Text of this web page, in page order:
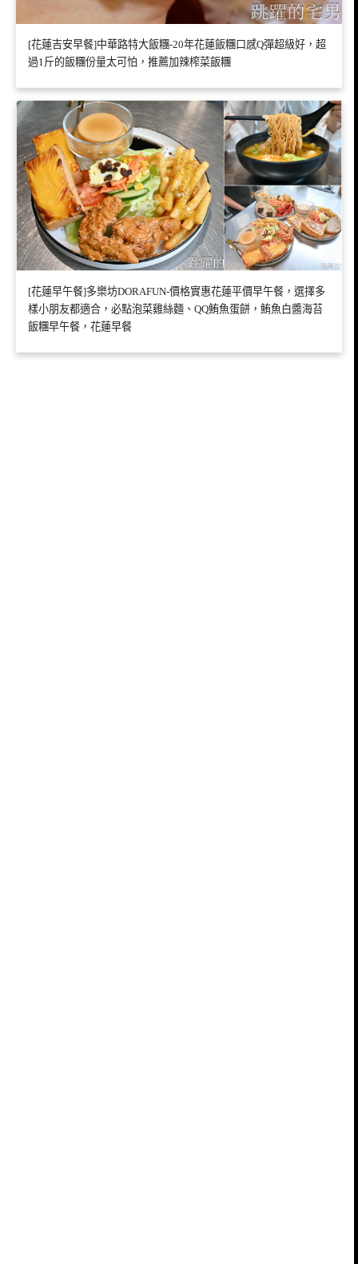
[花蓮吉安早餐]中華路特大飯糰-20年花蓮飯糰口感Q彈超級好，超
過1斤的飯糰份量太可怕，推薦加辣榨菜飯糰
[花蓮早午餐]多樂坊DORAFUN-價格實惠花蓮平價早午餐，選擇多
樣小朋友都適合，必點泡菜雞絲麵、QQ鮪魚蛋餅，鮪魚白醬海苔
飯糰早午餐，花蓮早餐